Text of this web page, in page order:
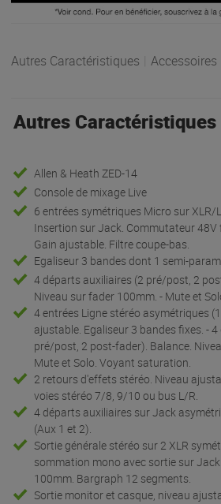
Autres Caractéristiques Accessoires
Autres Caractéristiques
Allen & Heath ZED-14
Console de mixage Live
6 entrées symétriques Micro sur XLR/
Insertion sur Jack. Commutateur
Gain ajustable. Filtre coupe-bas.
Egaliseur 3 bandes dont 1 semi-
4 départs auxiliaires (2 pré/post, 2
Niveau sur fader 100mm. - Mute et
4 entrées Ligne stéréo asymétriques
ajustable. Egaliseur 3 bandes fixes. -
pré/post, 2 post-fader). Balance.
Mute et Solo. Voyant saturation.
2 retours d'effets stéréo. Niveau
voies stéréo 7/8, 9/10 ou bus L/R.
4 départs auxiliaires sur Jack
(Aux 1 et 2).
Sortie générale stéréo sur 2 XLR
sommation mono avec sortie sur
100mm. Bargraph 12 segments.
Sortie monitor et casque, niveau